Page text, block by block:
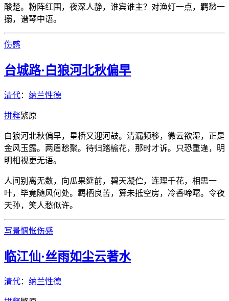
酸楚。粉阵红围，夜深人静，谁宾谁主？对渔灯一点，羁愁一
搦，谱琴中语。
伤感
台城路·白狼河北秋偏早
清代： 纳兰性德
拼释繁原
白狼河北秋偏早，星桥又迎河鼓。清漏频移，微云欲湿，正是
金风玉露。两眉愁聚。待归踏榆花，那时才诉。只恐重逢，明
明相视更无语。
人间别离无数，向瓜果筵前，碧天凝伫，连理千花，相思一
叶，毕竟随风何处。羁栖良苦，算未抵空房，冷香啼曙。令夜
天孙，笑人愁似许。
写景惆怅伤感
临江仙·丝雨如尘云著水
清代： 纳兰性德